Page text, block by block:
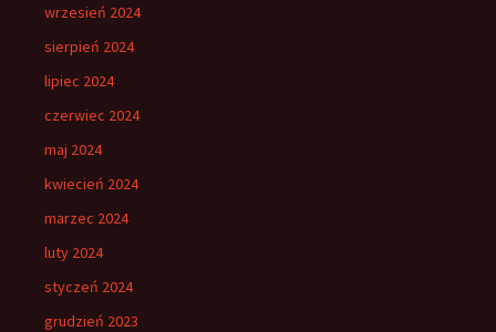
wrzesień 2024
sierpień 2024
lipiec 2024
czerwiec 2024
maj 2024
kwiecień 2024
marzec 2024
luty 2024
styczeń 2024
grudzień 2023